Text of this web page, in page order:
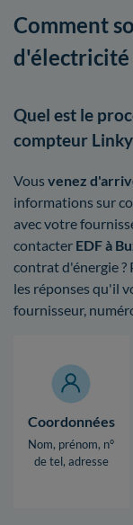
Comment
d'électricité
Quel est le
compteur Linky
Vous venez
informations sur
avec votre
contacter EDF à
contrat d'énergie
les réponses qu'il
fournisseur,
Coordonnées
Nom, prénom, n°
de tel, adresse